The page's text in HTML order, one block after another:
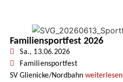
Familiensportfest 2026
Sa., 13.06.2026
Familiensportfest
SV Glienicke/Nordbahn weiterlesen